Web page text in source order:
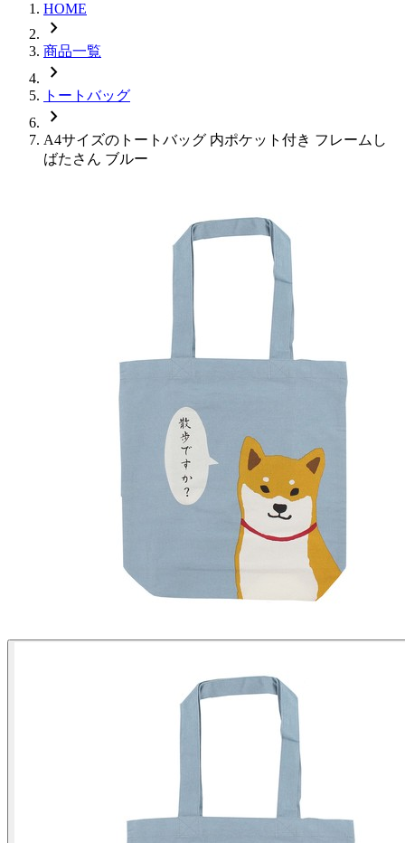
HOME
chevron_right
商品一覧
chevron_right
トートバッグ
chevron_right
A4サイズのトートバッグ 内ポケット付き フレームし
ばたさん ブルー